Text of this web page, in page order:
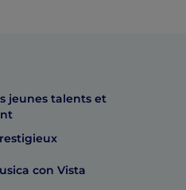
jeunes talents et
con Vista